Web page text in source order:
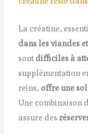
La créatine,
dans les viandes
sontdifficiles à
supplémentation
reins,offre une
Une combinaison
assure des